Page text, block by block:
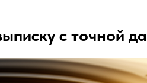
с точной